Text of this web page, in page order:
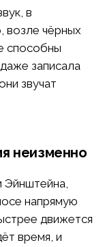
в
возле чёрных
способны
записала
звучат
неизменно
Эйнштейна,
напрямую
движется
время, и